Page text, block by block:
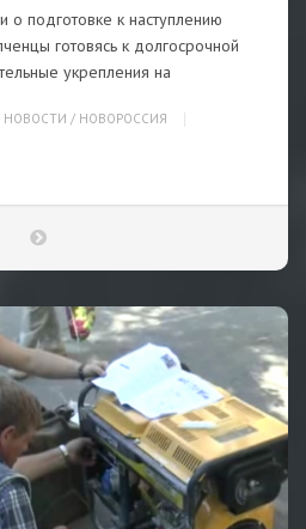
подготовке к наступлению
готовясь к долгосрочной
укрепления на
НОВОСТИ / НОВОРОССИЯ